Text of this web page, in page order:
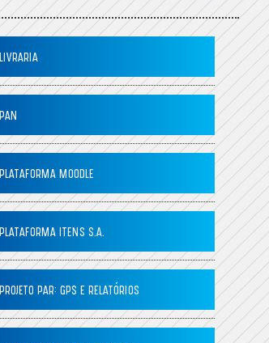
LIVRARIA
PAN
PLATAFORMA MOODLE
PLATAFORMA ITENS S.A.
PROJETO PAR: GPS E RELATÓRIOS